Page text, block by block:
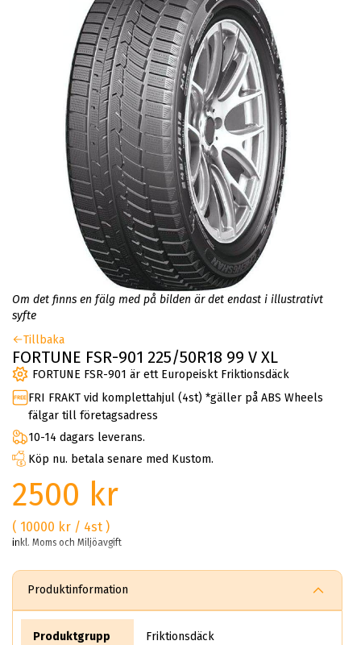
Om det finns en fälg med på bilden är det endast i illustrativt
syfte
Tillbaka
FORTUNE FSR-901 225/50R18 99 V XL
FORTUNE FSR-901 är ett Europeiskt Friktionsdäck
FRI FRAKT vid komplettahjul (4st) *gäller på ABS Wheels
fälgar till företagsadress
10-14 dagars leverans.
Köp nu. betala senare med Kustom.
2500 kr
( 10000 kr / 4st )
inkl. Moms och Miljöavgift
Produktinformation
Produktgrupp Friktionsdäck